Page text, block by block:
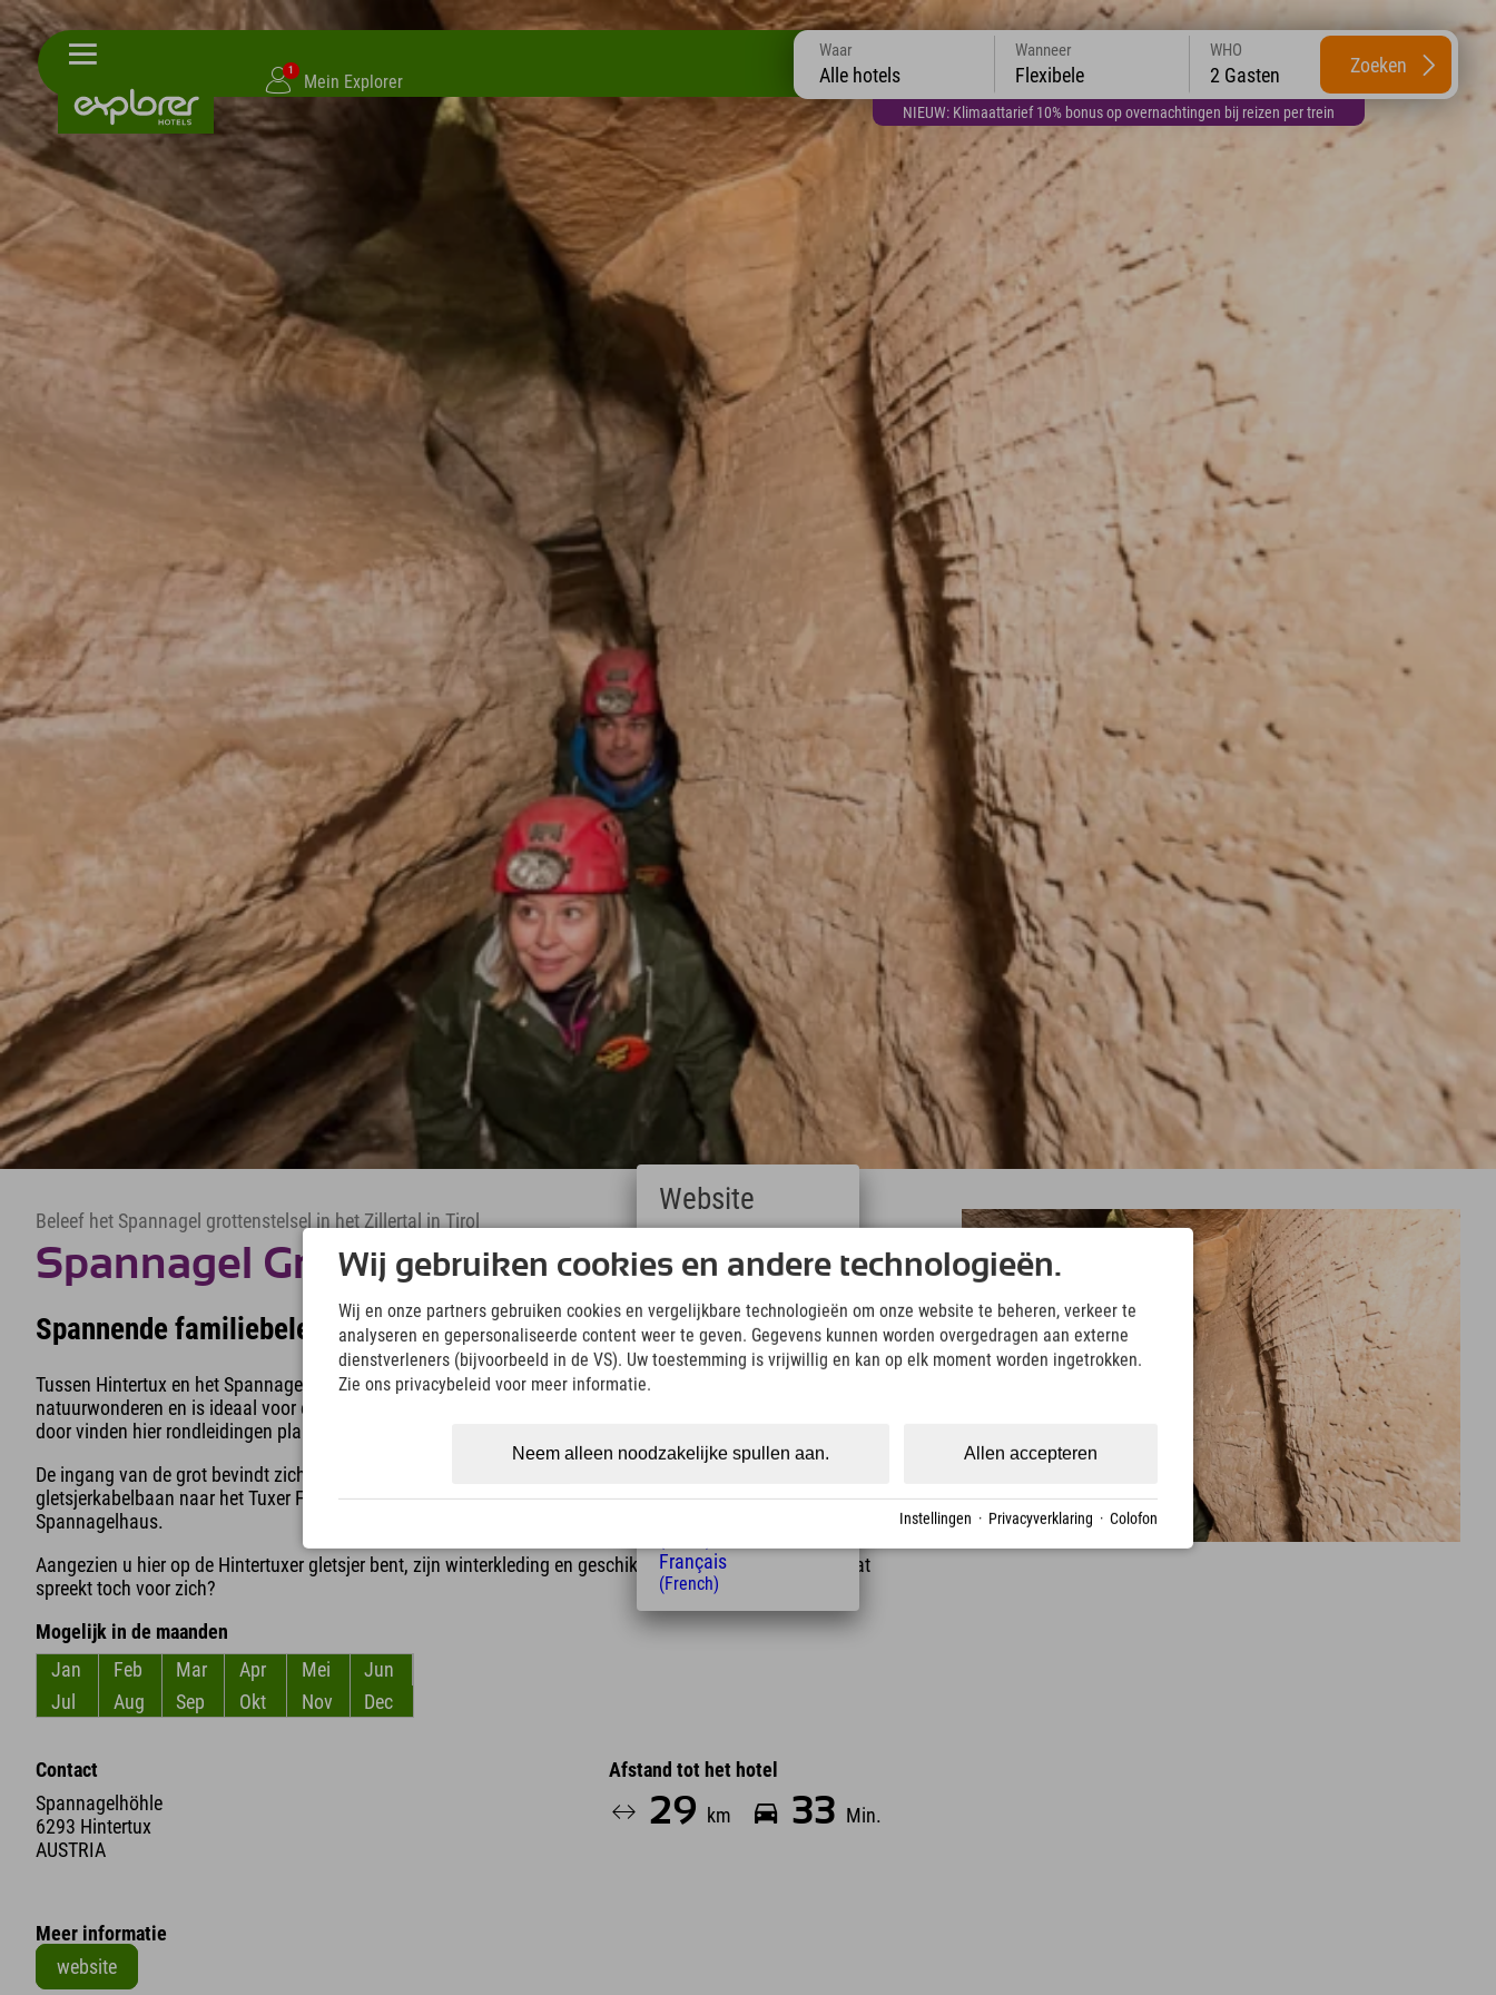
1
Mein Explorer
NIEUW: Klimaattarief 10% bonus op overnachtingen bij reizen per trein
Waar
Alle hotels
Wanneer
Flexibele
WHO
2 Gasten Zoeken
Beleef het Spannagel grottenstelsel in het Zillertal in Tirol
Spannagel Grot
Spannende familiebelevenis in de grot
Tussen Hintertux en het Spannagelhaus ligt hetSpannagel grottenstelsel. De Marmergrot herbergt talloze
natuurwonderen en is ideaal voor een spannend familie-uitje tijdens uw vakantie in het Zillertal. Het hele jaar
door vinden hier rondleidingen plaats.
De ingang van de grot bevindt zich direct bij het Spannagelhaus. Om hier te komen, neemt u de
gletsjerkabelbaan naar het Tuxer Fernerhaus en loopt u vervolgens ongeveer tien minuten naar het
Spannagelhaus.
Aangezien u hier op de Hintertuxer gletsjer bent, zijn winterkleding en geschikt schoeisel noodzakelijk – dat
spreekt toch voor zich?
Mogelijk in de maanden
Jan
Feb Mar Apr Mei
Jun
Jul
Aug Sep Okt Nov Dec
Contact
Spannagelhöhle
6293 Hintertux
AUSTRIA
Afstand tot het hotel
29 km 33 Min.
Meer informatie
website
Wij gebruiken cookies en andere technologieën.
Wij en onze partners gebruiken cookies en vergelijkbare technologieën om onze website te beheren, verkeer te
analyseren en gepersonaliseerde content weer te geven. Gegevens kunnen worden overgedragen aan externe
dienstverleners (bijvoorbeeld in de VS). Uw toestemming is vrijwillig en kan op elk moment worden ingetrokken.
Zie ons privacybeleid voor meer informatie.
Allen accepteren
Neem alleen noodzakelijke spullen aan.
Instellingen · Privacyverklaring · Colofon
Website
(German)
(English)
Italiano
(Italian)
(Polish)
(Hungarian)
Français
(French)